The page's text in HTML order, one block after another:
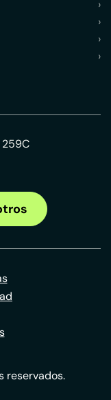
›
›
›
›
259C
reservados.